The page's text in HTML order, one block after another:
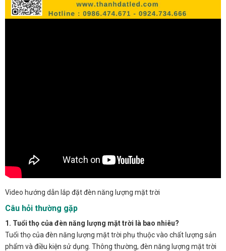
Video hướng dẫn lắp đặt đèn năng lượng mặt trời
Câu hỏi thường gặp
1. Tuổi thọ của đèn năng lượng mặt trời là bao nhiêu?
Tuổi thọ của đèn năng lượng mặt trời phụ thuộc vào chất lượng sản
phẩm và điều kiện sử dụng. Thông thường, đèn năng lượng mặt trời